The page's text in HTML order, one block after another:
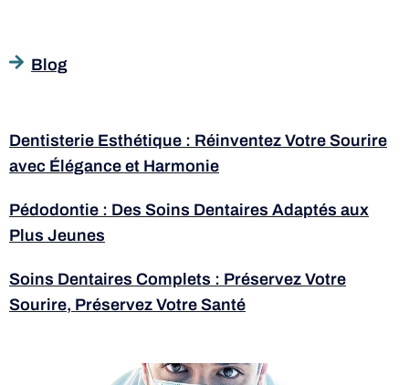
Blog
Dentisterie Esthétique : Réinventez Votre Sourire
avec Élégance et Harmonie
Pédodontie : Des Soins Dentaires Adaptés aux
Plus Jeunes
Soins Dentaires Complets : Préservez Votre
Sourire, Préservez Votre Santé